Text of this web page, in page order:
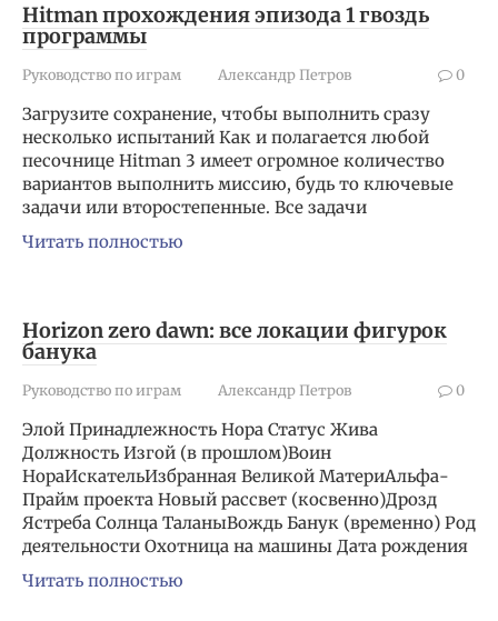
Hitman прохождения эпизода 1 гвоздь
программы
Руководство по играм Александр Петров 0
Загрузите сохранение, чтобы выполнить сразу
несколько испытаний Как и полагается любой
песочнице Hitman 3 имеет огромное количество
вариантов выполнить миссию, будь то ключевые
задачи или второстепенные. Все задачи
Читать полностью
Horizon zero dawn: все локации фигурок
банука
Руководство по играм Александр Петров 0
Элой Принадлежность Нора Статус Жива
Должность Изгой (в прошлом)Воин
НораИскательИзбранная Великой МатериАльфа-
Прайм проекта Новый рассвет (косвенно)Дрозд
Ястреба Солнца ТаланыВождь Банук (временно) Род
деятельности Охотница на машины Дата рождения
Читать полностью